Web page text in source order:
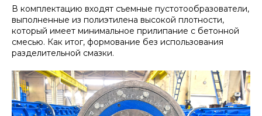
В комплектацию входят съемные пустотообразователи,
выполненные из полиэтилена высокой плотности,
который имеет минимальное прилипание с бетонной
смесью. Как итог, формование без использования
разделительной смазки.